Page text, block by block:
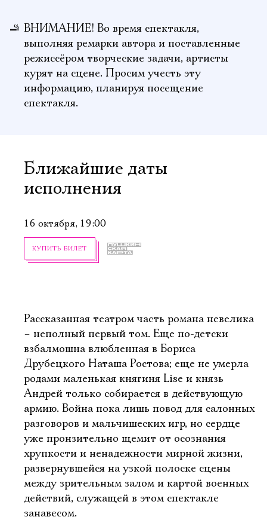
ВНИМАНИЕ! Во время спектакля,
выполняя ремарки автора и поставленные
режиссёром творческие задачи, артисты
курят на сцене. Просим учесть эту
информацию, планируя посещение
спектакля.
Ближайшие даты
исполнения
16 октября, 19:00
КУПИТЬ БИЛЕТ
Рассказанная театром часть романа невелика
– неполный первый том. Еще по-детски
взбалмошна влюбленная в Бориса
Друбецкого Наташа Ростова; еще не умерла
родами маленькая княгиня Lise и князь
Андрей только собирается в действующую
армию. Война пока лишь повод для салонных
разговоров и мальчишеских игр, но сердце
уже пронзительно щемит от осознания
хрупкости и ненадежности мирной жизни,
развернувшейся на узкой полоске сцены
между зрительным залом и картой военных
действий, служащей в этом спектакле
занавесом.